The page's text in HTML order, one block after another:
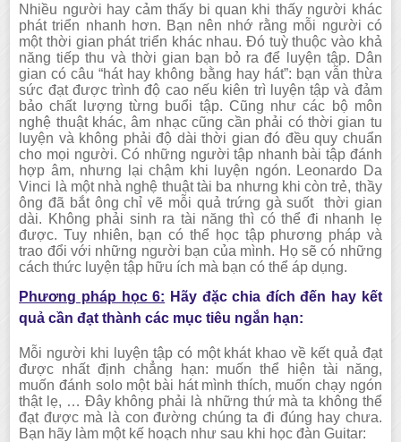
Nhiều người hay cảm thấy bi quan khi thấy người khác
phát triển nhanh hơn. Bạn nên nhớ rằng mỗi người có
một thời gian phát triển khác nhau. Đó tuỳ thuộc vào khả
năng tiếp thu và thời gian bạn bỏ ra để luyện tập. Dân
gian có câu “hát hay không bằng hay hát”: bạn vẫn thừa
sức đạt được trình độ cao nếu kiên trì luyện tập và đảm
bảo chất lượng từng buổi tập. Cũng như các bộ môn
nghệ thuật khác, âm nhạc cũng cần phải có thời gian tu
luyện và không phải độ dài thời gian đó đều quy chuẩn
cho mọi người. Có những người tập nhanh bài tập đánh
hợp âm, nhưng lại chậm khi luyện ngón. Leonardo Da
Vinci là một nhà nghệ thuật tài ba nhưng khi còn trẻ, thầy
ông đã bắt ông chỉ vẽ mỗi quả trứng gà suốt thời gian
dài. Không phải sinh ra tài năng thì có thể đi nhanh lẹ
được. Tuy nhiên, bạn có thể học tập phương pháp và
trao đổi với những người bạn của mình. Họ sẽ có những
cách thức luyện tập hữu ích mà bạn có thể áp dụng.
Phương pháp học 6: Hãy đặc chia đích đến hay kết
quả cần đạt thành các mục tiêu ngắn hạn:
Mỗi người khi luyện tập có một khát khao về kết quả đạt
được nhất định chẳng hạn: muốn thể hiện tài năng,
muốn đánh solo một bài hát mình thích, muốn chạy ngón
thật lẹ, … Đây không phải là những thứ mà ta không thể
đạt được mà là con đường chúng ta đi đúng hay chưa.
Bạn hãy làm một kế hoạch như sau khi học đàn Guitar: